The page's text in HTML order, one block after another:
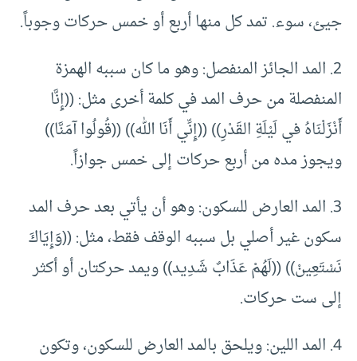
جيئ، سوء. تمد كل منها أربع أو خمس حركات وجوباً.
2. المد الجائز المنفصل: وهو ما كان سببه الهمزة
المنفصلة من حرف المد في كلمة أخرى مثل: ((إِنَّا
أَنْزَلْنَاهُ في لَيْلَةِ القَدْرِ)) ((إِنِّي أَنَا الله)) ((قُولُوا آمَنَّا))
ويجوز مده من أربع حركات إلى خمس جوازاً.
3. المد العارض للسكون: وهو أن يأتي بعد حرف المد
سكون غير أصلي بل سببه الوقف فقط، مثل: ((وَإِيَاكَ
نَسْتَعِينْ)) ((لَهُمْ عَذَابٌ شَدِيد)) ويمد حركتان أو أكثر
إلى ست حركات.
4. المد اللين: ويلحق بالمد العارض للسكون، وتكون